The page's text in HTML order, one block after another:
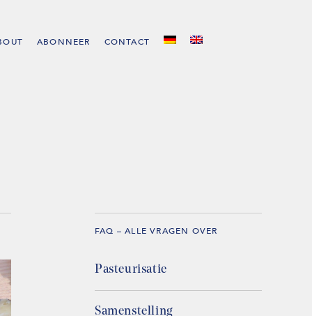
ABONNEER CONTACT
FAQ – ALLE VRAGEN OVER
Pasteurisatie
Samenstelling